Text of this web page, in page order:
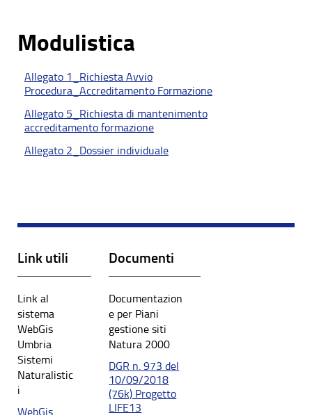
Modulistica
Allegato 1_Richiesta Avvio
Procedura_Accreditamento Formazione
Allegato 5_Richiesta di mantenimento
accreditamento formazione
Allegato 2_Dossier individuale
Link utili
Link al
sistema
WebGis
Umbria
Sistemi
Naturalistic
i
WebGis
Documenti
Documentazion
e per Piani
gestione siti
Natura 2000
DGR n. 973 del
10/09/2018
(76k) Progetto
LIFE13